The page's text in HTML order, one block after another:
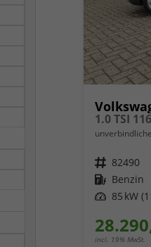
Fahrzeugnr. 82490
Kraftstoff Benzin
Leistung 85 kW
incl. 19% MwSt.